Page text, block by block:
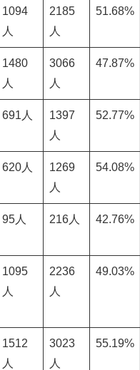
1094
人
2185
人
51.68%
1480
人
3066
人
47.87%
691人
1397
人
52.77%
620人
1269
人
54.08%
95人 216人 42.76%
1095
人
2236
人
49.03%
1512
人
3023
人
55.19%